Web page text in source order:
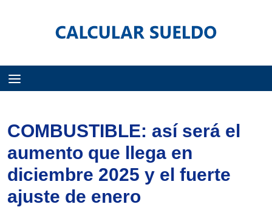
COMBUSTIBLE: así será el
aumento que llega en
diciembre 2025 y el fuerte
ajuste de enero